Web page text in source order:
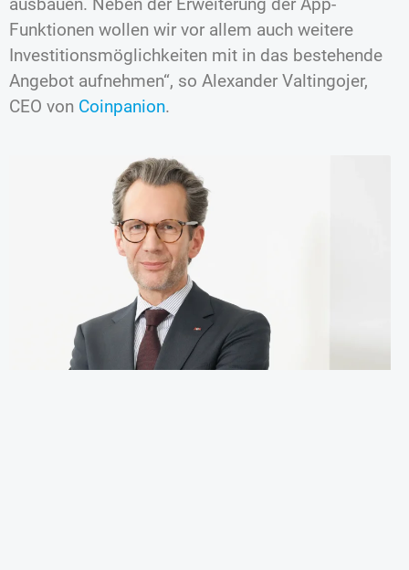
ausbauen. Neben der Erweiterung der App-
Funktionen wollen wir vor allem auch weitere
Investitionsmöglichkeiten mit in das bestehende
Angebot aufnehmen“, so Alexander Valtingojer,
CEO von Coinpanion.